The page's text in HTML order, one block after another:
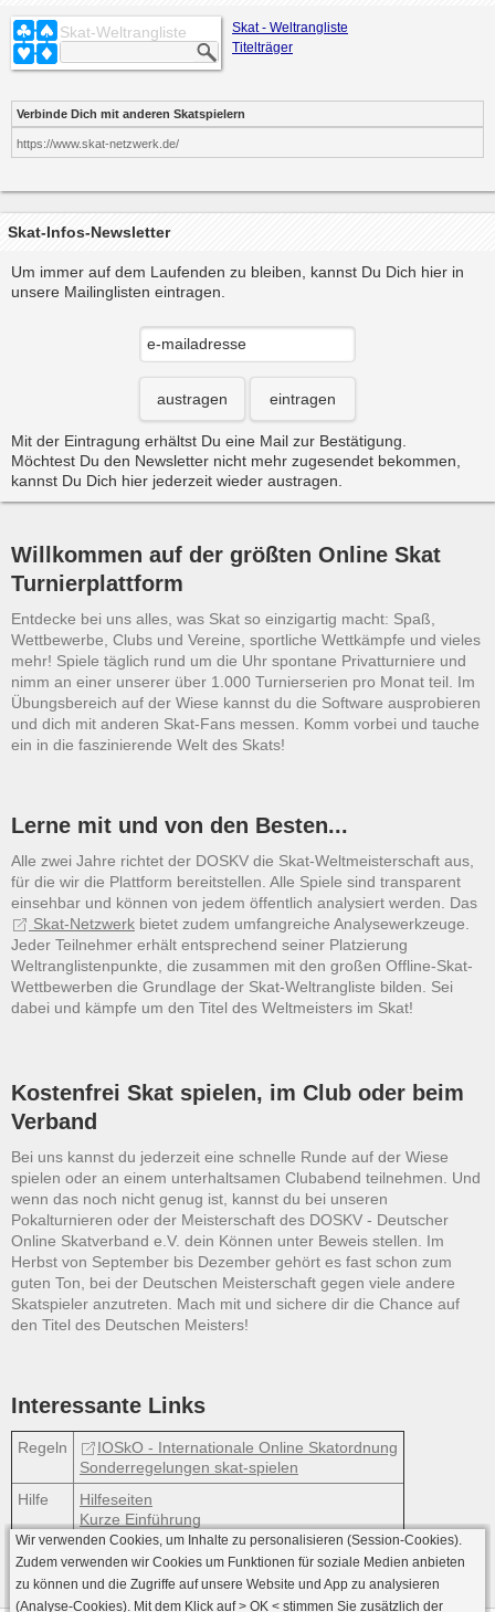
Skat-Weltrangliste
Skat - Weltrangliste
Titelträger
Verbinde Dich mit anderen Skatspielern
https://www.skat-netzwerk.de/
Skat-Infos-Newsletter
Um immer auf dem Laufenden zu bleiben, kannst Du Dich hier in
unsere Mailinglisten eintragen.
austragen eintragen
Mit der Eintragung erhältst Du eine Mail zur Bestätigung.
Möchtest Du den Newsletter nicht mehr zugesendet bekommen,
kannst Du Dich hier jederzeit wieder austragen.
Willkommen auf der größten Online Skat
Turnierplattform
Entdecke bei uns alles, was Skat so einzigartig macht: Spaß,
Wettbewerbe, Clubs und Vereine, sportliche Wettkämpfe und vieles
mehr! Spiele täglich rund um die Uhr spontane Privatturniere und
nimm an einer unserer über 1.000 Turnierserien pro Monat teil. Im
Übungsbereich auf der Wiese kannst du die Software ausprobieren
und dich mit anderen Skat-Fans messen. Komm vorbei und tauche
ein in die faszinierende Welt des Skats!
Lerne mit und von den Besten...
Alle zwei Jahre richtet der DOSKV die Skat-Weltmeisterschaft aus,
für die wir die Plattform bereitstellen. Alle Spiele sind transparent
einsehbar und können von jedem öffentlich analysiert werden. Das
Skat-Netzwerk bietet zudem umfangreiche Analysewerkzeuge.
Jeder Teilnehmer erhält entsprechend seiner Platzierung
Weltranglistenpunkte, die zusammen mit den großen Offline-Skat-
Wettbewerben die Grundlage der Skat-Weltrangliste bilden. Sei
dabei und kämpfe um den Titel des Weltmeisters im Skat!
Kostenfrei Skat spielen, im Club oder beim
Verband
Bei uns kannst du jederzeit eine schnelle Runde auf der Wiese
spielen oder an einem unterhaltsamen Clubabend teilnehmen. Und
wenn das noch nicht genug ist, kannst du bei unseren
Pokalturnieren oder der Meisterschaft des DOSKV - Deutscher
Online Skatverband e.V. dein Können unter Beweis stellen. Im
Herbst von September bis Dezember gehört es fast schon zum
guten Ton, bei der Deutschen Meisterschaft gegen viele andere
Skatspieler anzutreten. Mach mit und sichere dir die Chance auf
den Titel des Deutschen Meisters!
Interessante Links
Regeln
IOSkO - Internationale Online Skatordnung
Sonderregelungen skat-spielen
Hilfe
Hilfeseiten
Kurze Einführung
Wir verwenden Cookies, um Inhalte zu personalisieren (Session-Cookies).
Zudem verwenden wir Cookies um Funktionen für soziale Medien anbieten
zu können und die Zugriffe auf unsere Website und App zu analysieren
(Analyse-Cookies). Mit dem Klick auf> OK < stimmen Sie zusätzlich der